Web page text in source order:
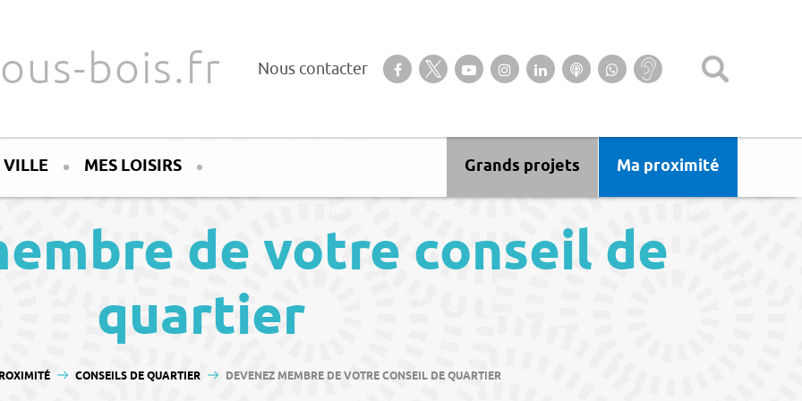
bois.fr Nous contacter Suivez-nous sur notre page Facebook
Suivez-nous sur Twitter
Suivez-nous sur YouTube
Suivez-nous sur Instagram
Retrouvez-nous sur Linkedin
Ecoutez nos Podcasts
Suivez-nous sur
WhatsApp
Baisse
d’audition ?
MES LOISIRS Ma proximité
Grands projets
de votre conseil de
quartier
CONSEILS DE QUARTIER DEVENEZ MEMBRE DE VOTRE CONSEIL DE QUARTIER